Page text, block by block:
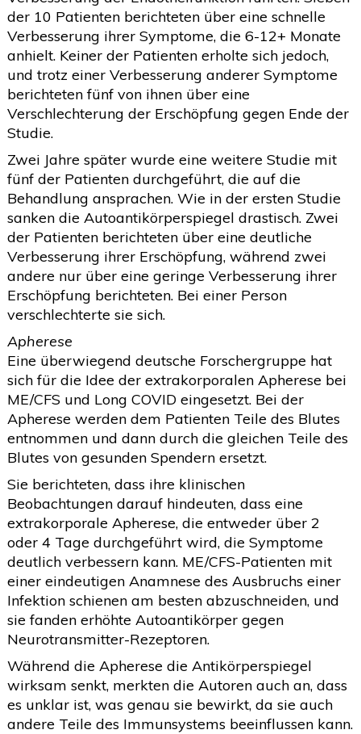
der 10 Patienten berichteten über eine schnelle
Verbesserung ihrer Symptome, die 6-12+ Monate
anhielt. Keiner der Patienten erholte sich jedoch,
und trotz einer Verbesserung anderer Symptome
berichteten fünf von ihnen über eine
Verschlechterung der Erschöpfung gegen Ende der
Studie.
Zwei Jahre später wurde eine weitere Studie mit
fünf der Patienten durchgeführt, die auf die
Behandlung ansprachen. Wie in der ersten Studie
sanken die Autoantikörperspiegel drastisch. Zwei
der Patienten berichteten über eine deutliche
Verbesserung ihrer Erschöpfung, während zwei
andere nur über eine geringe Verbesserung ihrer
Erschöpfung berichteten. Bei einer Person
verschlechterte sie sich.
Apherese
Eine überwiegend deutsche Forschergruppe hat
sich für die Idee der extrakorporalen Apherese bei
ME/CFS und Long COVID eingesetzt. Bei der
Apherese werden dem Patienten Teile des Blutes
entnommen und dann durch die gleichen Teile des
Blutes von gesunden Spendern ersetzt.
Sie berichteten, dass ihre klinischen
Beobachtungen darauf hindeuten, dass eine
extrakorporale Apherese, die entweder über 2
oder 4 Tage durchgeführt wird, die Symptome
deutlich verbessern kann. ME/CFS-Patienten mit
einer eindeutigen Anamnese des Ausbruchs einer
Infektion schienen am besten abzuschneiden, und
sie fanden erhöhte Autoantikörper gegen
Neurotransmitter-Rezeptoren.
Während die Apherese die Antikörperspiegel
wirksam senkt, merkten die Autoren auch an, dass
es unklar ist, was genau sie bewirkt, da sie auch
andere Teile des Immunsystems beeinflussen kann.